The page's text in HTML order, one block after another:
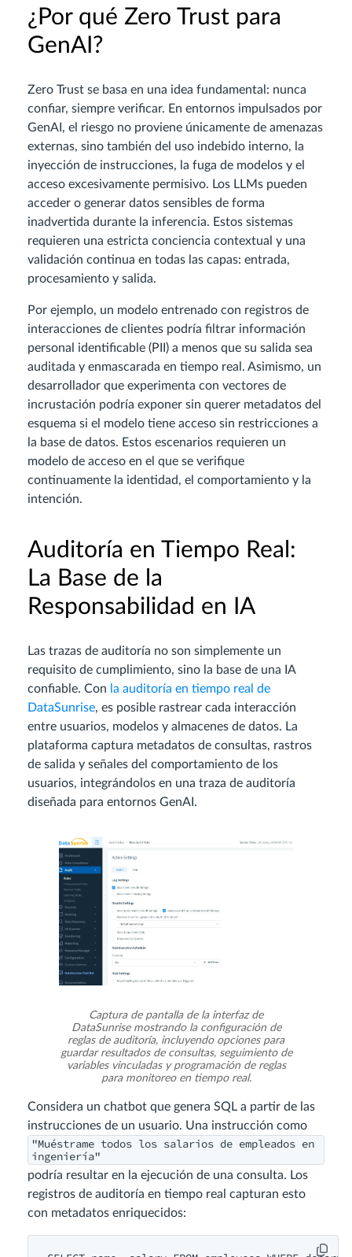
¿Por qué Zero Trust para
GenAI?
Zero Trust se basa en una idea fundamental: nunca
confiar, siempre verificar. En entornos impulsados por
GenAI, el riesgo no proviene únicamente de amenazas
externas, sino también del uso indebido interno, la
inyección de instrucciones, la fuga de modelos y el
acceso excesivamente permisivo. Los LLMs pueden
acceder o generar datos sensibles de forma
inadvertida durante la inferencia. Estos sistemas
requieren una estricta conciencia contextual y una
validación continua en todas las capas: entrada,
procesamiento y salida.
Por ejemplo, un modelo entrenado con registros de
interacciones de clientes podría filtrar información
personal identificable (PII) a menos que su salida sea
auditada y enmascarada en tiempo real. Asimismo, un
desarrollador que experimenta con vectores de
incrustación podría exponer sin querer metadatos del
esquema si el modelo tiene acceso sin restricciones a
la base de datos. Estos escenarios requieren un
modelo de acceso en el que se verifique
continuamente la identidad, el comportamiento y la
intención.
Auditoría en Tiempo Real:
La Base de la
Responsabilidad en IA
Las trazas de auditoría no son simplemente un
requisito de cumplimiento, sino la base de una IA
confiable. Con la auditoría en tiempo real de
DataSunrise, es posible rastrear cada interacción
entre usuarios, modelos y almacenes de datos. La
plataforma captura metadatos de consultas, rastros
de salida y señales del comportamiento de los
usuarios, integrándolos en una traza de auditoría
diseñada para entornos GenAI.
Captura de pantalla de la interfaz de
DataSunrise mostrando la configuración de
reglas de auditoría, incluyendo opciones para
guardar resultados de consultas, seguimiento de
variables vinculadas y programación de reglas
para monitoreo en tiempo real.
Considera un chatbot que genera SQL a partir de las
instrucciones de un usuario. Una instrucción como
"Muéstrame todos los salarios de empleados en
ingeniería"
podría resultar en la ejecución de una consulta. Los
registros de auditoría en tiempo real capturan esto
con metadatos enriquecidos: